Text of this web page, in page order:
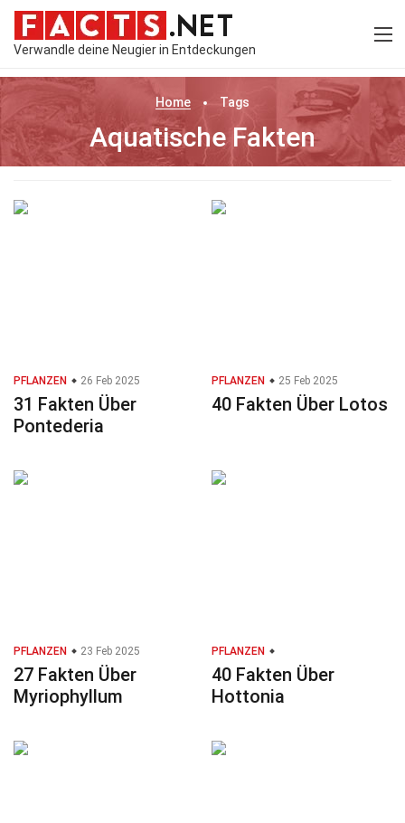
Verwandle deine Neugier in Entdeckungen
Home Tags
Aquatische Fakten
PFLANZEN 26 Feb 2025
31 Fakten Über
Pontederia
PFLANZEN 25 Feb 2025
40 Fakten Über Lotos
PFLANZEN 23 Feb 2025
27 Fakten Über
Myriophyllum
PFLANZEN
40 Fakten Über
Hottonia